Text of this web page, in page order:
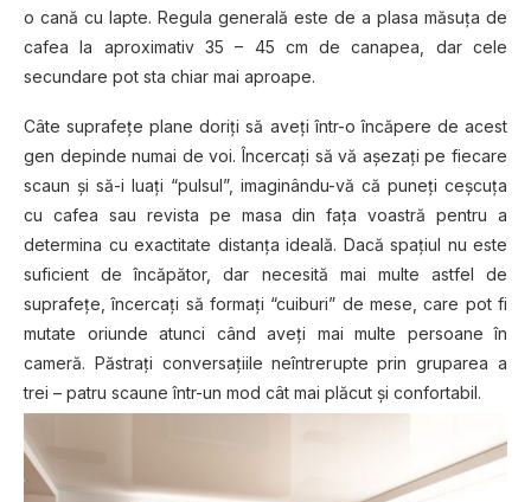
o cană cu lapte. Regula generală este de a plasa măsuţa de
cafea la aproximativ 35 – 45 cm de canapea, dar cele
secundare pot sta chiar mai aproape.
Câte suprafeţe plane doriţi să aveţi într-o încăpere de acest
gen depinde numai de voi. Încercați să vă aşezaţi pe fiecare
scaun şi să-i luaţi “pulsul”, imaginându-vă că puneţi ceşcuţa
cu cafea sau revista pe masa din faţa voastră pentru a
determina cu exactitate distanţa ideală. Dacă spațiul nu este
suficient de încăpător, dar necesită mai multe astfel de
suprafeţe, încercaţi să formaţi “cuiburi” de mese, care pot fi
mutate oriunde atunci când aveți mai multe persoane în
cameră. Păstrați conversațiile neîntrerupte prin gruparea a
trei – patru scaune într-un mod cât mai plăcut şi confortabil.